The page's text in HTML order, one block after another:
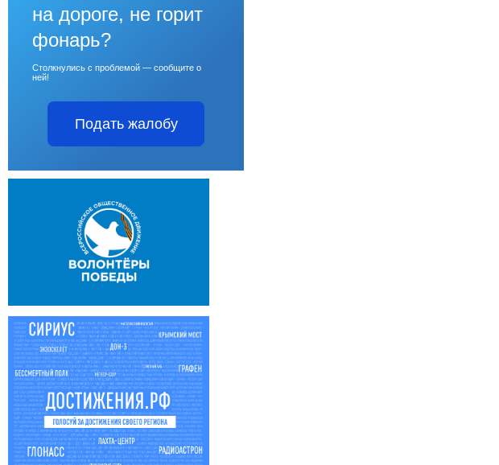
на дороге, не горит
фонарь?
Столкнулись с проблемой — сообщите о
ней!
Подать жалобу